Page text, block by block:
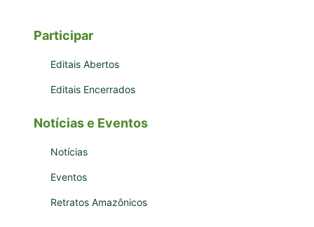
Participar
Editais Abertos
Editais Encerrados
Notícias e Eventos
Notícias
Eventos
Retratos Amazônicos